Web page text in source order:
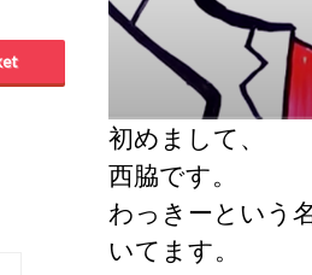
初めまして、
西脇です。
わっきーという
いてます。